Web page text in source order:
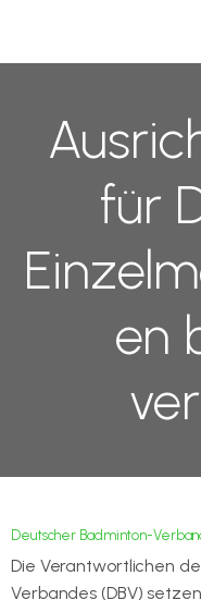
für
en
Deutscher Badminton-
Die Verantwortlichen
Verbandes (DBV)